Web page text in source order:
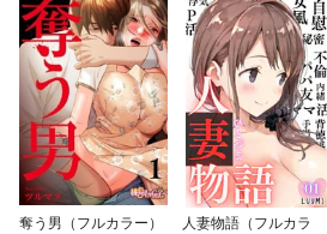
奪う男（フルカラー）
人妻物語（フルカラ